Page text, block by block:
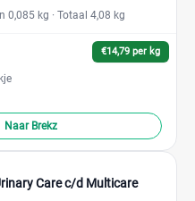
0,085 kg · Totaal 4,08 kg
€14,79 per kg
Naar Brekz
Care c/d Multicare